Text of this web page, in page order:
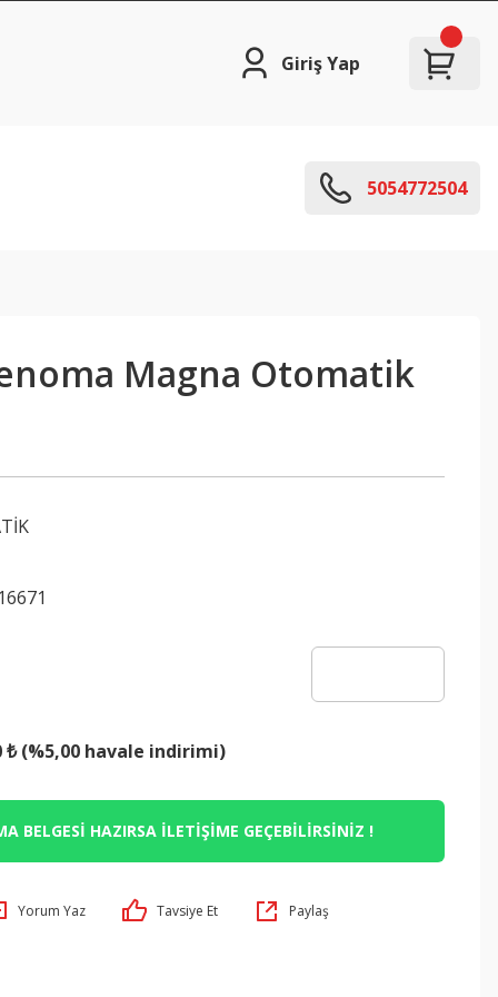
Giriş Yap
5054772504
Magna Otomatik
₺ (%5,00 havale indirimi)
BELGESİ HAZIRSA İLETİŞİME GEÇEBİLİRSİNİZ !
Yorum Yaz Tavsiye Et Paylaş